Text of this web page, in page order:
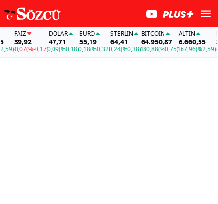
FAİZ
39,92
-0,07(%-0,17)
DOLAR
47,71
0,09(%0,18)
EURO
55,19
0,18(%0,32)
STERLIN
64,41
0,24(%0,38)
BITCOIN
64.950,87
480,88(%0,75)
ALTIN
6.660,55
167,96(%2,59)-